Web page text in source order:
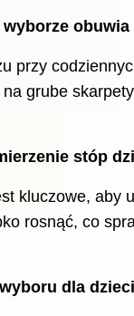
przy
grube
stóp
kluczowe, aby
rosnąć, co
dla